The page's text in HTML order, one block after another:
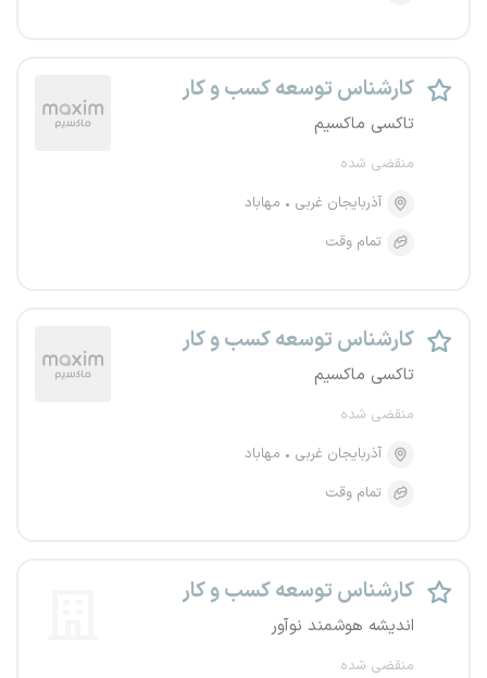
کارشناس توسعه کسب و کار
تاکسی ماکسیم
منقضی شده
آذربایجان غربی
مهاباد
تمام وقت
کارشناس توسعه کسب و کار
تاکسی ماکسیم
منقضی شده
آذربایجان غربی
مهاباد
تمام وقت
کارشناس توسعه کسب و کار
اندیشه هوشمند نوآور
منقضی شده